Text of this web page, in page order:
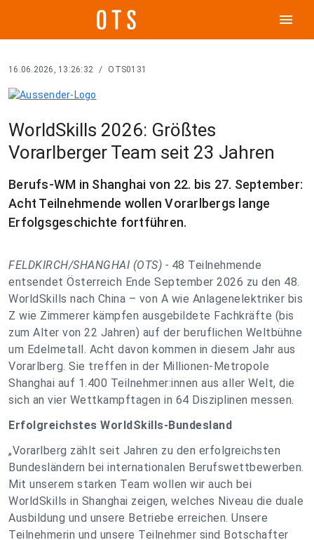
menu
16.06.2026, 13:26:32 / OTS0131
WorldSkills 2026: Größtes
Vorarlberger Team seit 23 Jahren
Berufs-WM in Shanghai von 22. bis 27. September:
Acht Teilnehmende wollen Vorarlbergs lange
Erfolgsgeschichte fortführen.
FELDKIRCH/SHANGHAI (OTS) - 48 Teilnehmende
entsendet Österreich Ende September 2026 zu den 48.
WorldSkills nach China – von A wie Anlagenelektriker bis
Z wie Zimmerer kämpfen ausgebildete Fachkräfte (bis
zum Alter von 22 Jahren) auf der beruflichen Weltbühne
um Edelmetall. Acht davon kommen in diesem Jahr aus
Vorarlberg. Sie treffen in der Millionen-Metropole
Shanghai auf 1.400 Teilnehmer:innen aus aller Welt, die
sich an vier Wettkampftagen in 64 Disziplinen messen.
Erfolgreichstes WorldSkills-Bundesland
„Vorarlberg zählt seit Jahren zu den erfolgreichsten
Bundesländern bei internationalen Berufswettbewerben.
Mit unserem starken Team wollen wir auch bei
WorldSkills in Shanghai zeigen, welches Niveau die duale
Ausbildung und unsere Betriebe erreichen. Unsere
Teilnehmerin und unsere Teilnehmer sind Botschafter